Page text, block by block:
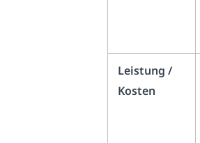
Leistung /
Kosten